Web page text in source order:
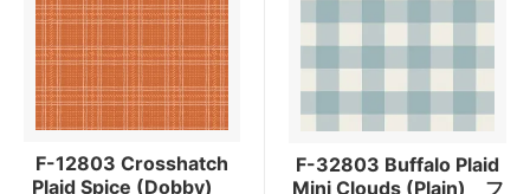
F-12803 Crosshatch
Plaid Spice (Dobby)
F-32803 Buffalo Plaid
Mini Clouds (Plain) フ